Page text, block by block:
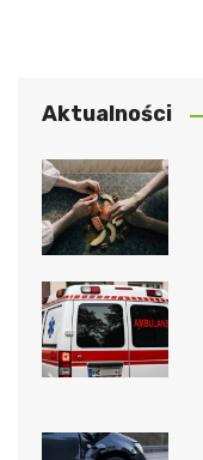
Aktualności